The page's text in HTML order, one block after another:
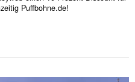
Puffbohne.de!